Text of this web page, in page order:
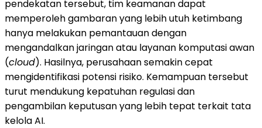
pendekatan tersebut, tim keamanan dapat
memperoleh gambaran yang lebih utuh ketimbang
hanya melakukan pemantauan dengan
mengandalkan jaringan atau layanan komputasi awan
(cloud). Hasilnya, perusahaan semakin cepat
mengidentifikasi potensi risiko. Kemampuan tersebut
turut mendukung kepatuhan regulasi dan
pengambilan keputusan yang lebih tepat terkait tata
kelola AI.